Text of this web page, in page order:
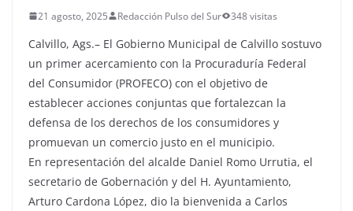
21 agosto, 2025 Redacción Pulso del Sur 348 visitas
Calvillo, Ags.– El Gobierno Municipal de Calvillo sostuvo
un primer acercamiento con la Procuraduría Federal
del Consumidor (PROFECO) con el objetivo de
establecer acciones conjuntas que fortalezcan la
defensa de los derechos de los consumidores y
promuevan un comercio justo en el municipio.
En representación del alcalde Daniel Romo Urrutia, el
secretario de Gobernación y del H. Ayuntamiento,
Arturo Cardona López, dio la bienvenida a Carlos